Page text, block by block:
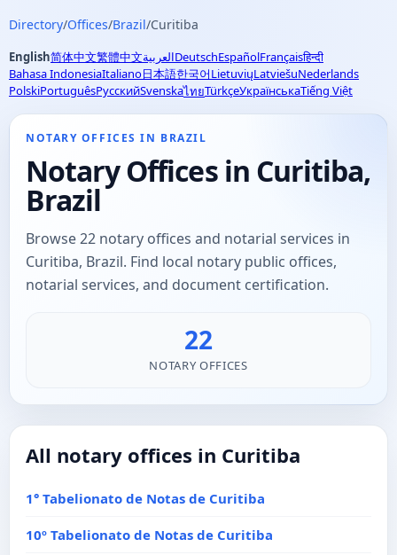
Directory/Offices/Brazil/Curitiba
English简体中文繁體中文العربيةDeutschEspañolFrançaisहिन्दी
Bahasa IndonesiaItaliano日本語한국어LietuviųLatviešuNederlands
PolskiPortuguêsРусскийSvenskaไทยTürkçeУкраїнськаTiếng Việt
NOTARY OFFICES IN BRAZIL
Notary Offices in Curitiba,
Brazil
Browse 22 notary offices and notarial services in
Curitiba, Brazil. Find local notary public offices,
notarial services, and document certification.
22
NOTARY OFFICES
All notary offices in Curitiba
1° Tabelionato de Notas de Curitiba
10º Tabelionato de Notas de Curitiba